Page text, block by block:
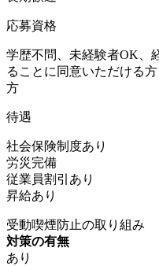
応募資格
学歴不問、未経験者OK、
ることに同意いただける
方
待遇
社会保険制度あり
労災完備
従業員割引あり
昇給あり
受動喫煙防止の取り組み
対策の有無
あり